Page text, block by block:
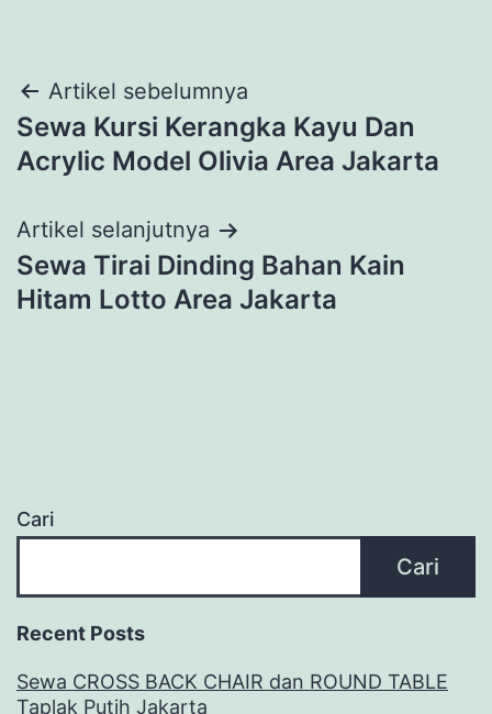
Navigasi
pos
Artikel sebelumnya
Sewa Kursi Kerangka Kayu Dan
Acrylic Model Olivia Area Jakarta
Artikel selanjutnya
Sewa Tirai Dinding Bahan Kain
Hitam Lotto Area Jakarta
Cari
Cari
Recent Posts
Sewa CROSS BACK CHAIR dan ROUND TABLE
Taplak Putih Jakarta